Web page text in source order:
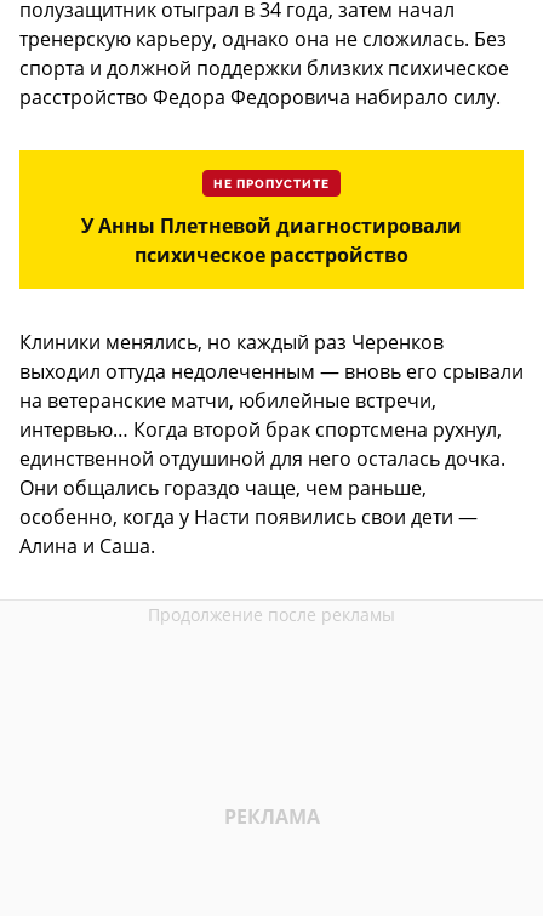
полузащитник отыграл в 34 года, затем начал
тренерскую карьеру, однако она не сложилась. Без
спорта и должной поддержки близких психическое
расстройство Федора Федоровича набирало силу.
НЕ ПРОПУСТИТЕ
У Анны Плетневой диагностировали
психическое расстройство
Клиники менялись, но каждый раз Черенков
выходил оттуда недолеченным — вновь его срывали
на ветеранские матчи, юбилейные встречи,
интервью… Когда второй брак спортсмена рухнул,
единственной отдушиной для него осталась дочка.
Они общались гораздо чаще, чем раньше,
особенно, когда у Насти появились свои дети —
Алина и Саша.